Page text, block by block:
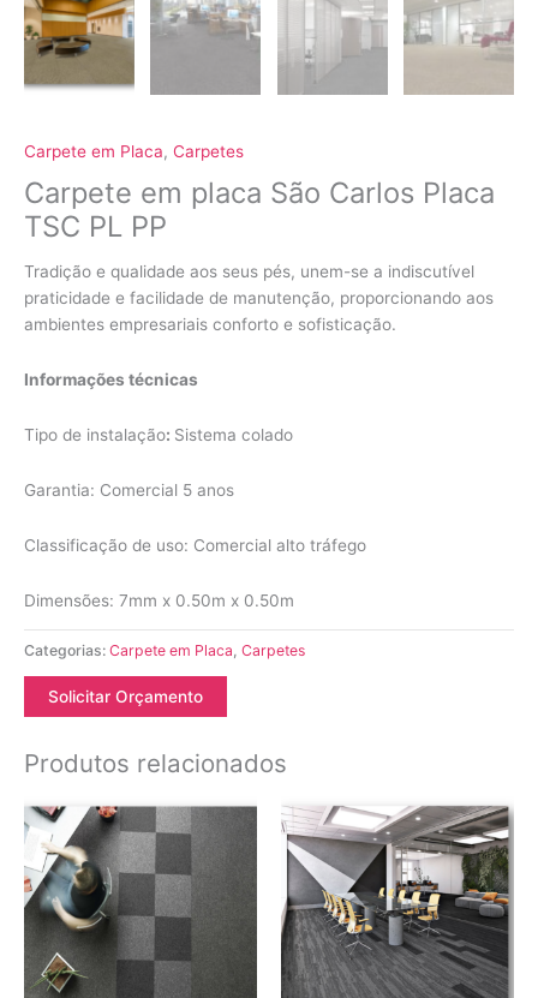
Carpete em Placa, Carpetes
Carpete em placa São Carlos Placa
TSC PL PP
Tradição e qualidade aos seus pés, unem-se a indiscutível
praticidade e facilidade de manutenção, proporcionando aos
ambientes empresariais conforto e sofisticação.
Informações técnicas
Tipo de instalação: Sistema colado
Garantia: Comercial 5 anos
Classificação de uso: Comercial alto tráfego
Dimensões: 7mm x 0.50m x 0.50m
Categorias: Carpete em Placa, Carpetes
Solicitar Orçamento
Produtos relacionados